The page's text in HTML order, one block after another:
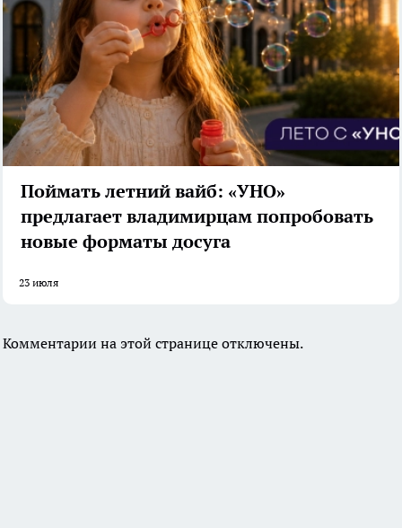
Поймать летний вайб: «УНО»
предлагает владимирцам попробовать
новые форматы досуга
23 июля
Комментарии на этой странице отключены.